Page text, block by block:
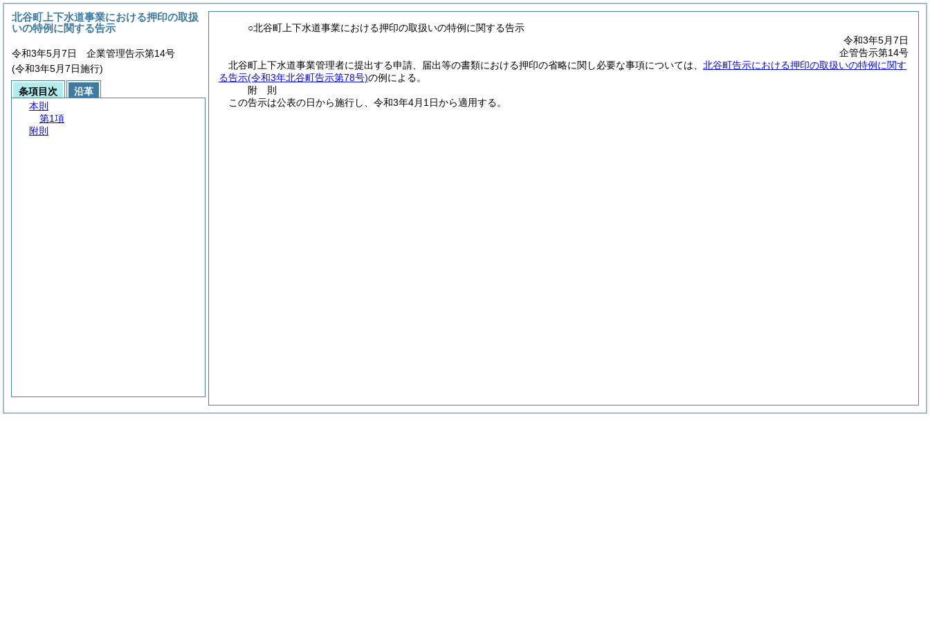
○北谷町上下水道事業における押印の取扱いの特例に関する告示
令和3年5月7日
企管告示第14号
北谷町上下水道事業管理者に提出する申請、届出等の書類における押印の省略に関し必要な事項については、 北谷町告示における押印の取扱いの特例に関す
る告示(令和3年北谷町告示第78号)の例による。
附 則
この告示は公表の日から施行し、令和3年4月1日から適用する。
北谷町上下水道事業における押印の取扱
いの特例に関する告示
令和3年5月7日 企業管理告示第14号
(令和3年5月7日施行)
条項目次
沿革
本則
第1項
附則